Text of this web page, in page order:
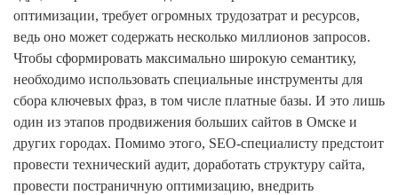
оптимизации, требует огромных трудозатрат и ресурсов,
ведь оно может содержать несколько миллионов запросов.
Чтобы сформировать максимально широкую семантику,
необходимо использовать специальные инструменты для
сбора ключевых фраз, в том числе платные базы. И это лишь
один из этапов продвижения больших сайтов в Омске и
других городах. Помимо этого, SEO-специалисту предстоит
провести технический аудит, доработать структуру сайта,
провести постраничную оптимизацию, внедрить